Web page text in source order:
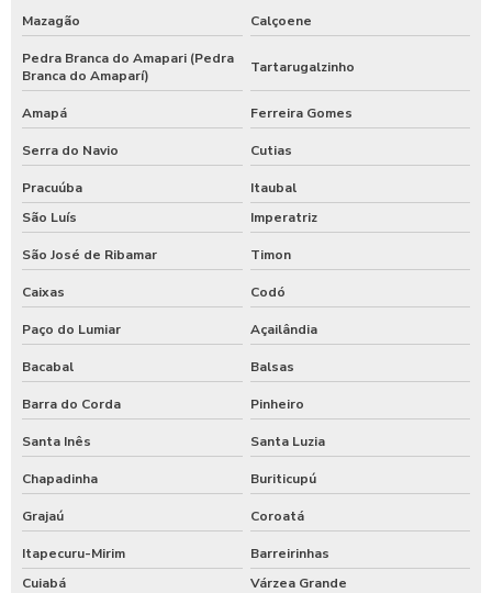
Mazagão Calçoene
Pedra Branca do Amapari (Pedra
Branca do Amaparí)
Tartarugalzinho
Amapá Ferreira Gomes
Serra do Navio Cutias
Pracuúba
Itaubal
São Luís
Imperatriz
São José de Ribamar Timon
Caixas Codó
Paço do Lumiar Açailândia
Bacabal Balsas
Barra do Corda Pinheiro
Santa Inês Santa Luzia
Chapadinha Buriticupú
Grajaú Coroatá
Itapecuru-Mirim
Barreirinhas
Cuiabá
Várzea Grande